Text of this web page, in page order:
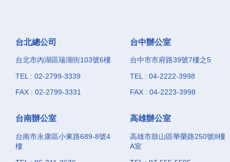
台北總公司
台北市內湖區瑞湖街103號6樓
TEL : 02-2799-3339
FAX : 02-2799-3331
台中辦公室
台中市市府路39號7樓之5
TEL : 04-2222-3998
FAX : 04-2223-3998
台南辦公室
台南市永康區小東路689-8號4
樓
高雄辦公室
高雄市鼓山區華榮路250號8樓
A室